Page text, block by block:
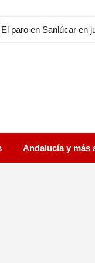
El paro en Sanlúcar en
Andalucía y más